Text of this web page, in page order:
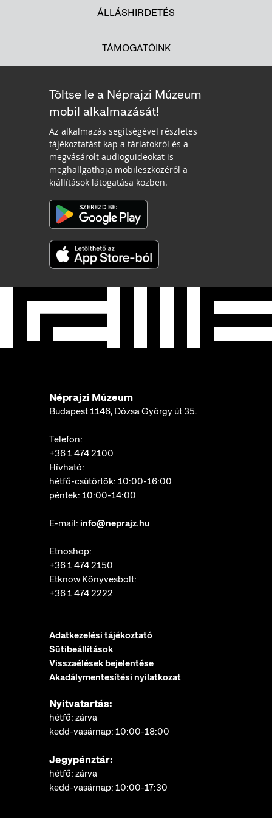
ÁLLÁSHIRDETÉS
TÁMOGATÓINK
Töltse le a Néprajzi Múzeum
mobil alkalmazását!
Az alkalmazás segítségével részletes
tájékoztatást kap a tárlatokról és a
megvásárolt audioguideokat is
meghallgathaja mobileszközéről a
kiállítások látogatása közben.
Néprajzi Múzeum
Budapest 1146, Dózsa György út 35.
Telefon:
+36 1 474 2100
Hívható:
hétfő-csütörtök: 10:00-16:00
péntek: 10:00-14:00
E-mail: info@neprajz.hu
Etnoshop:
+36 1 474 2150
Etknow Könyvesbolt:
+36 1 474 2222
Adatkezelési tájékoztató
Sütibeállítások
Visszaélések bejelentése
Akadálymentesítési nyilatkozat
Nyitvatartás:
hétfő: zárva
kedd-vasárnap: 10:00-18:00
Jegypénztár:
hétfő: zárva
kedd-vasárnap: 10:00-17:30